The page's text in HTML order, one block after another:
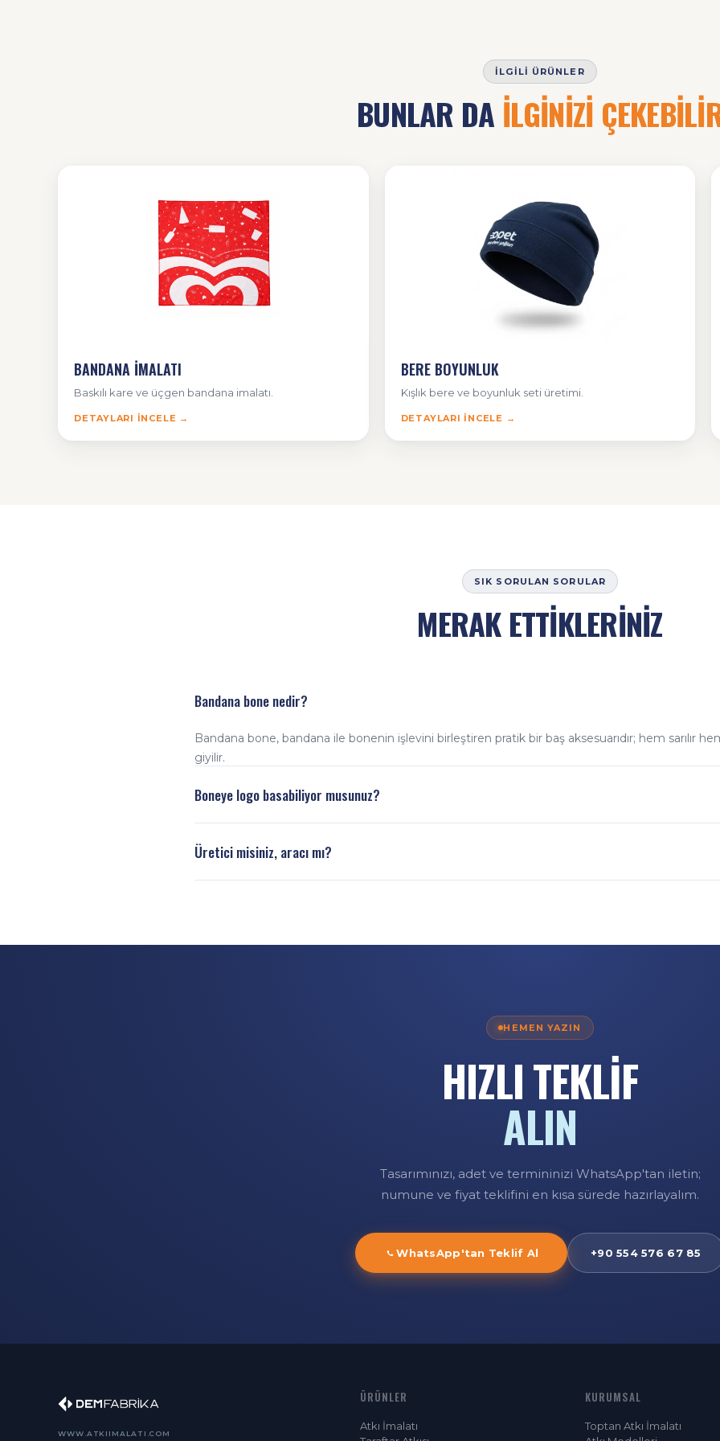
İLGILI ÜRÜNLER
BUNLAR DA İLGİNİZİ
BANDANA İMALATI
Baskılı kare ve üçgen bandana imalatı.
DETAYLARI İNCELE →
BERE BOYUNLUK
Kışlık bere ve boyunluk seti üretimi.
DETAYLARI İNCELE →
SIK SORULAN SORULAR
MERAK ETTİKLERİNİZ
Bandana bone nedir?
Bandana bone, bandana ile bonenin işlevini birleştiren pratik bir baş aksesuarıdır; hem sarılır
giyilir.
Boneye logo basabiliyor musunuz?
Üretici misiniz, aracı mı?
HEMEN YAZIN
HIZLI TEKLİF
ALIN
Tasarımınızı, adet ve termininizi WhatsApp'tan iletin;
numune ve fiyat teklifini en kısa sürede hazırlayalım.
WhatsApp'tan Teklif Al +90 554 576 67 85
WWW.ATKIIMALATI.COM
ÜRÜNLER
Atkı İmalatı
KURUMSAL
Toptan Atkı İmalatı